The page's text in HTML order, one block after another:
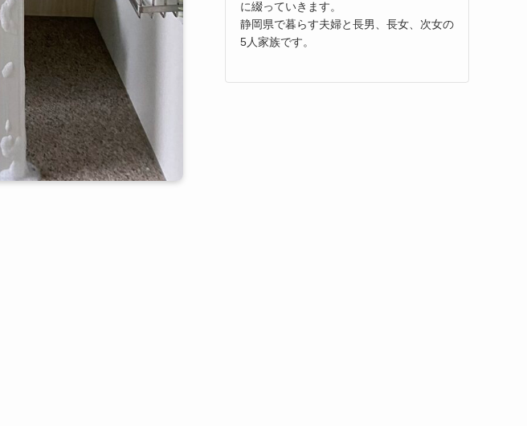
に綴っていきます。
静岡県で暮らす夫婦と長男、長女、次女の
5人家族です。